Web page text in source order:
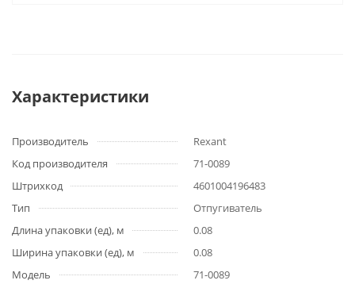
Характеристики
Производитель
Rexant
Код производителя
71-0089
Штрихкод
4601004196483
Тип
Отпугиватель
Длина упаковки (ед), м
0.08
Ширина упаковки (ед), м
0.08
Модель
71-0089